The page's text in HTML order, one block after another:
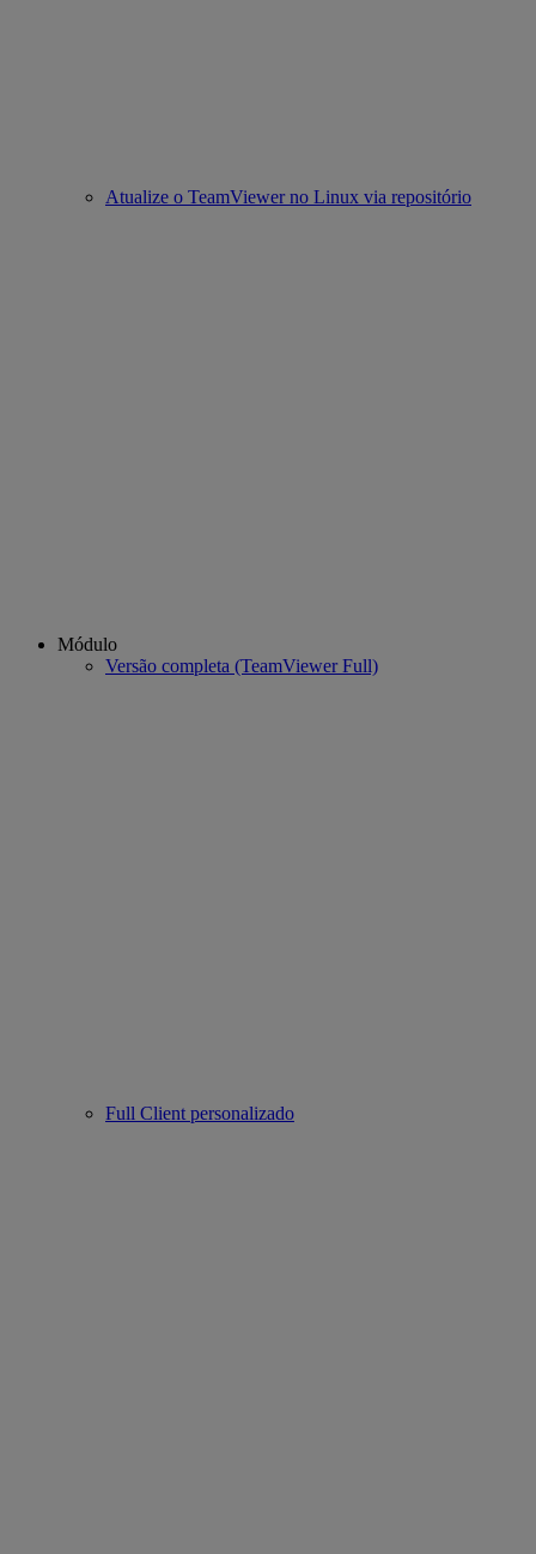
Atualize o TeamViewer no Linux via repositório
Módulo
Versão completa (TeamViewer Full)
Full Client personalizado